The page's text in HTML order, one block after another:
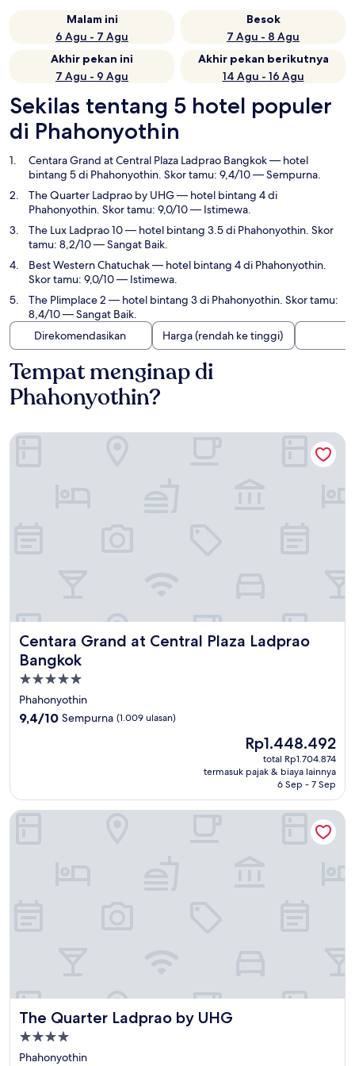
Malam ini
6 Agu - 7 Agu
Besok
7 Agu - 8 Agu
Akhir pekan ini
7 Agu - 9 Agu
Akhir pekan berikutnya
14 Agu - 16 Agu
Sekilas tentang 5 hotel populer
di Phahonyothin
Centara Grand at Central Plaza Ladprao Bangkok— hotel
bintang 5 di Phahonyothin. Skor tamu: 9,4/10 — Sempurna.
The Quarter Ladprao by UHG— hotel bintang 4 di
Phahonyothin. Skor tamu: 9,0/10 — Istimewa.
The Lux Ladprao 10— hotel bintang 3.5 di Phahonyothin. Skor
tamu: 8,2/10 — Sangat Baik.
Best Western Chatuchak— hotel bintang 4 di Phahonyothin.
Skor tamu: 9,0/10 — Istimewa.
The Plimplace 2 — hotel bintang 3 di Phahonyothin. Skor tamu:
8,4/10 — Sangat Baik.
Direkomendasikan
Harga (rendah ke tinggi)
Tempat menginap di
Phahonyothin?
Centara Grand at Central Plaza Ladprao
Bangkok
Centara Grand at Central Plaza Ladprao Bangkok
Properti
bintang
5.0
Phahonyothin
9.4
9,4/10 Sempurna (1.009 ulasan)
Harga
sekarang
Rp1.448.492
Rp1.448.492
total Rp1.704.874
termasuk pajak & biaya lainnya
6 Sep - 7 Sep
Centara Grand at Central Plaza Ladprao Bangkok
The Quarter Ladprao by UHG
The Quarter Ladprao by UHG
Properti
bintang
Phahonyothin
The Quarter Ladprao by UHG